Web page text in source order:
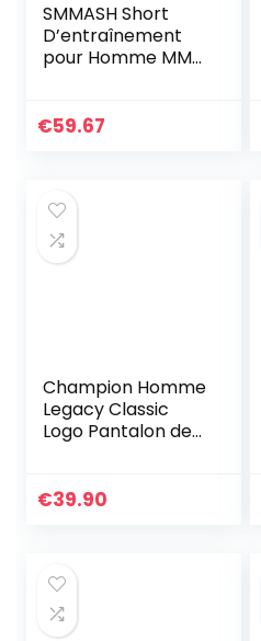
SMMASH Short
D’entraînement
pour Homme MMA
Short De Sport
€59.67
Champion Homme
Legacy Classic
Logo Pantalon de
€39.90